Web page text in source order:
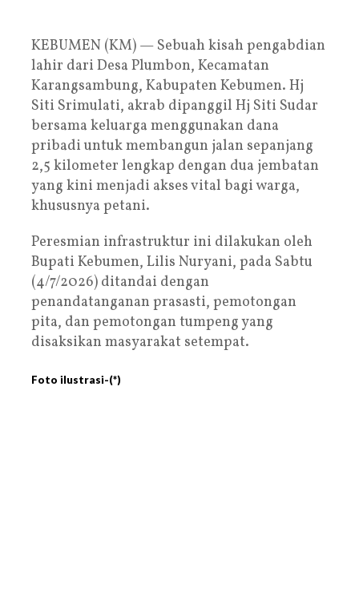
KEBUMEN (KM) — Sebuah kisah pengabdian
lahir dari Desa Plumbon, Kecamatan
Karangsambung, Kabupaten Kebumen. Hj
Siti Srimulati, akrab dipanggil Hj Siti Sudar
bersama keluarga menggunakan dana
pribadi untuk membangun jalan sepanjang
2,5 kilometer lengkap dengan dua jembatan
yang kini menjadi akses vital bagi warga,
khususnya petani.
Peresmian infrastruktur ini dilakukan oleh
Bupati Kebumen, Lilis Nuryani, pada Sabtu
(4/7/2026) ditandai dengan
penandatanganan prasasti, pemotongan
pita, dan pemotongan tumpeng yang
disaksikan masyarakat setempat.
Foto ilustrasi-(*)